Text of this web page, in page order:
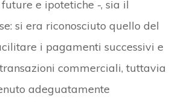
e ipotetiche -, sia il
si era riconosciuto quello del
i pagamenti successivi e
commerciali, tuttavia
adeguatamente